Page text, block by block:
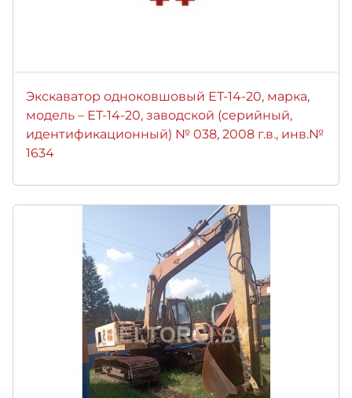
Экскаватор одноковшовый ЕТ-14-20, марка,
модель – ЕТ-14-20, заводской (серийный,
идентификационный) № 038, 2008 г.в., инв.№
1634